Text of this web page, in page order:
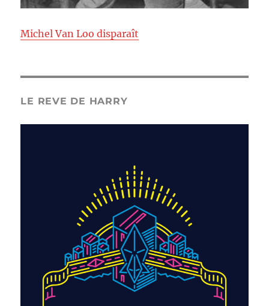
Michel Van Loo disparaît
LE REVE DE HARRY